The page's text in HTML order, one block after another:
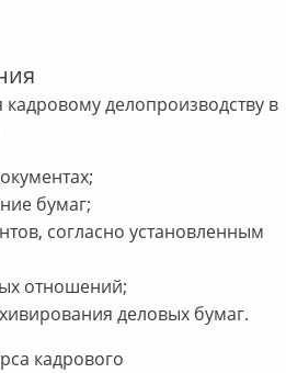
делопроизводству в
бумаг;
согласно установленным
отношений;
деловых бумаг.
кадрового